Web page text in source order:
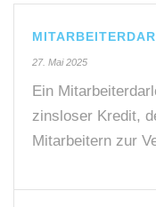
27. Mai 2025
Ein
zinsloser Kredit,
Mitarbeitern zur